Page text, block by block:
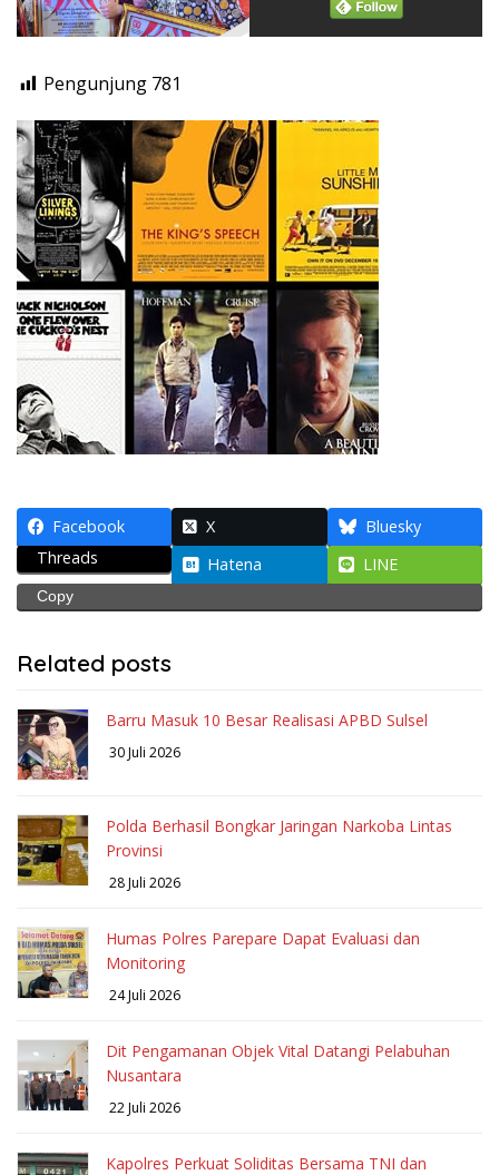
Pengunjung 781
Facebook X
Bluesky
Threads
Hatena LINE
Copy
Related posts
Barru Masuk 10 Besar Realisasi APBD Sulsel
30 Juli 2026
Polda Berhasil Bongkar Jaringan Narkoba Lintas
Provinsi
28 Juli 2026
Humas Polres Parepare Dapat Evaluasi dan
Monitoring
24 Juli 2026
Dit Pengamanan Objek Vital Datangi Pelabuhan
Nusantara
22 Juli 2026
Kapolres Perkuat Soliditas Bersama TNI dan